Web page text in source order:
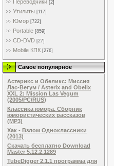
Переводчики [2]
Утилиты [117]
Юмор [722]
Portable [859]
CD-DVD [27]
Mobile КПК [276]
Самое популярное
Астерикс и Обеликс: Миссия
Лас-Вегум / Asterix and Obelix
XXL 2: Mission Las Vegum
(2005/PC/RUS)
Классика юмора. Сборник
юмористических рассказов
(MP3)
Хак - Взлом Одноклассники
(2013)
Скачать бесплатно Download
Master 5.12.2.1289
TubeDigger 2.1.1 программа для